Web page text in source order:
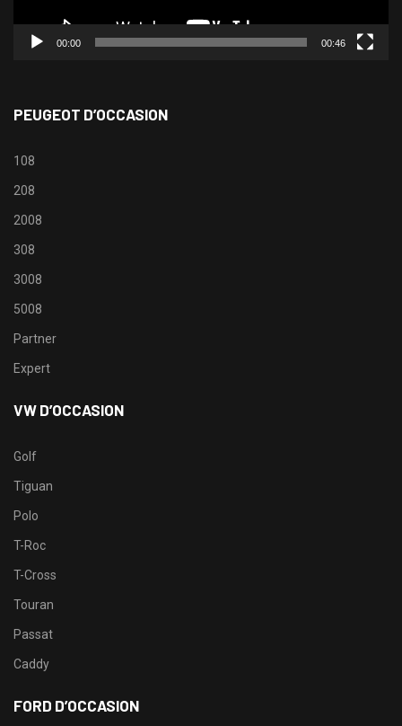
00:00 00:46
PEUGEOT D’OCCASION
108
208
2008
308
3008
5008
Partner
Expert
VW D’OCCASION
Golf
Tiguan
Polo
T-Roc
T-Cross
Touran
Passat
Caddy
FORD D’OCCASION